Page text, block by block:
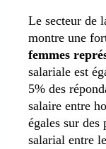
Le secteur de
montre une
femmes
salariale est
5% des
salaire entre
égales sur des
salarial entre